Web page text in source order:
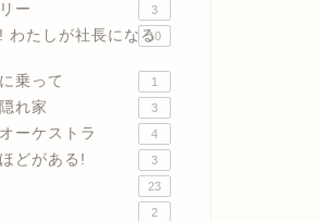
ー 3
わたしが社長になる10
乗って 1
れ家 3
ーケストラ 4
どがある! 3
23
2